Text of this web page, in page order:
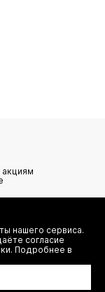
моих
для получения
от ООО 'БТ
нашего сервиса.
согласие
Подробнее в